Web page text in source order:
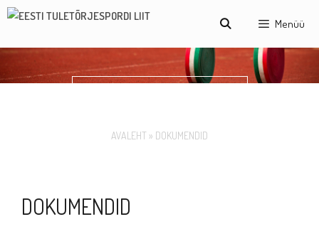
Menüü
AVALEHT » DOKUMENDID
DOKUMENDID